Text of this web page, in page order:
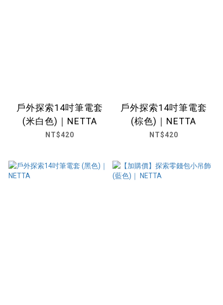
戶外探索14吋筆電套
(米白色)｜NETTA
NT$420
戶外探索14吋筆電套
(棕色)｜NETTA
NT$420